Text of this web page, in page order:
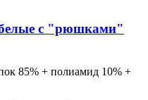
белые с "рюшками"
85% + полиамид 10% +